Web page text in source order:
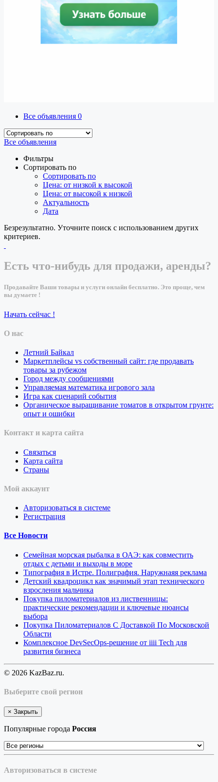
Все объявления 0
Все объявления
Фильтры
Сортировать по
Сортировать по
Цена: от низкой к высокой
Цена: от высокой к низкой
Актуальность
Дата
Безрезультатно. Уточните поиск с использованием других
критериев.
Есть что-нибудь для продажи, аренды?
Продавайте Ваши товары и услуги онлайн бесплатно. Это проще, чем
вы думаете !
Начать сейчас !
О нас
Летний Байкал
Маркетплейсы vs собственный сайт: где продавать
товары за рубежом
Город между сообщениями
Управляемая математика игрового зала
Игра как сценарий события
Органическое выращивание томатов в открытом грунте:
опыт и ошибки
Контакт и карта сайта
Связаться
Карта сайта
Страны
Мой аккаунт
Авторизоваться в системе
Регистрация
Все Новости
Семейная морская рыбалка в ОАЭ: как совместить
отдых с детьми и выходы в море
Типография в Истре. Полиграфия. Наружнаяя реклама
Детский квадроцикл как значимый этап технического
взросления мальчика
Покупка пиломатериалов из лиственницы:
практические рекомендации и ключевые нюансы
выбора
Покупка Пиломатериалов С Доставкой По Московской
Области
Комплексное DevSecOps-решение от iiii Tech для
развития бизнеса
© 2026 KazBaz.ru.
Выберите свой регион
× Закрыть
Популярные города Россия
Авторизоваться в системе